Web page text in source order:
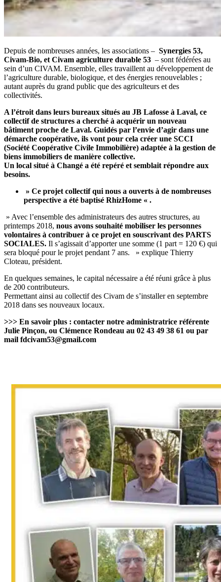
Depuis de nombreuses années, les associations – Synergies 53,
Civam-Bio, et Civam agriculture durable 53 – sont fédérées au
sein d’un CIVAM. Ensemble, elles travaillent au développement de
l’agriculture durable, biologique, et des énergies renouvelables ;
autant auprès du grand public que des agriculteurs et des
collectivités.
A l’étroit dans leurs bureaux situés au JB Lafosse à Laval, ce
collectif de structures a cherché à acquérir un nouveau
bâtiment proche de Laval. Guidés par l’envie d’agir dans une
démarche coopérative, ils vont pour cela créer une SCCI
(Société Coopérative Civile Immobilière) adaptée à la gestion de
biens immobiliers de manière collective.
Un local situé à Changé a été repéré et semblait répondre aux
besoins.
» Ce projet collectif qui nous a ouverts à de nombreuses
perspective a été baptisé RhizHome « .
» Avec l’ensemble des administrateurs des autres structures, au
printemps 2018, nous avons souhaité mobiliser les personnes
volontaires à contribuer à ce projet en souscrivant des PARTS
SOCIALES. Il s’agissait d’apporter une somme (1 part = 120 €) qui
sera bloqué pour le projet pendant 7 ans. » explique Thierry
Cloteau, président.
En quelques semaines, le capital nécessaire a été réuni grâce à plus
de 200 contributeurs.
Permettant ainsi au collectif des Civam de s’installer en septembre
2018 dans ses nouveaux locaux.
>>> En savoir plus : contacter notre administratrice référente
Julie Pinçon, ou Clémence Rondeau au 02 43 49 38 61 ou par
mail fdcivam53@gmail.com